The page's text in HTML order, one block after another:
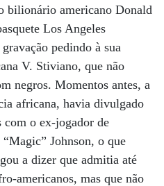
bilionário americano Donald
Los Angeles
pedindo à sua
V. Stiviano, que não
negros. Momentos antes, a
africana, havia divulgado
com o ex-jogador de
Johnson, o que
a dizer que admitia até
americanos, mas que não